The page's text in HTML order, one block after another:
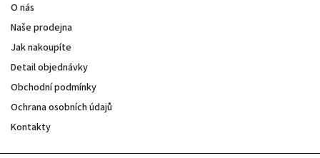
O nás
Naše prodejna
Jak nakoupíte
Detail objednávky
Obchodní podmínky
Ochrana osobních údajů
Kontakty